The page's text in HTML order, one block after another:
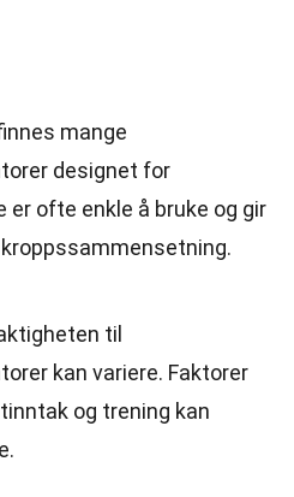
mange
designet for
er ofte enkle å bruke og gir
til
kan variere. Faktorer
og trening kan